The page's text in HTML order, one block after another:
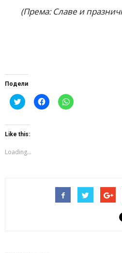
(Према: Славе и
Подели
Click
to
Twitter
(Opens
in
window)
Click
to
Click
to
Like this:
Loading...